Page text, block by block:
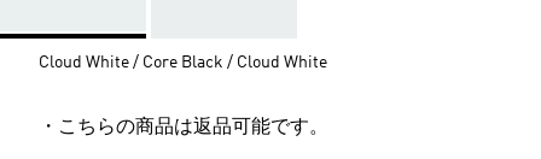
Cloud White / Core Black / Cloud White
・こちらの商品は返品可能です。